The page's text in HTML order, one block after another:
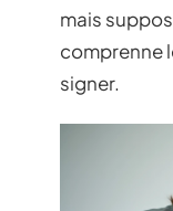
mais
comprenne
signer.